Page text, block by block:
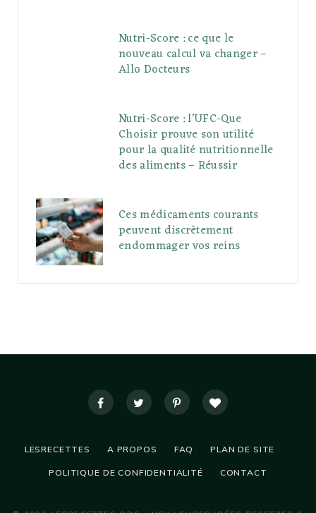
Nutri-Score : ce que le
nouveau calcul va changer –
Allo Docteurs
Nutri-Score : l’UFC-Que
Choisir prouve son utilité
pour la qualité nutritionnelle
des aliments – Réussir
Ces médicaments courants
peuvent discrètement
endommager vos reins
LESRECETTES A PROPOS FAQ PLAN DE SITE
POLITIQUE DE CONFIDENTIALITÉ CONTACT